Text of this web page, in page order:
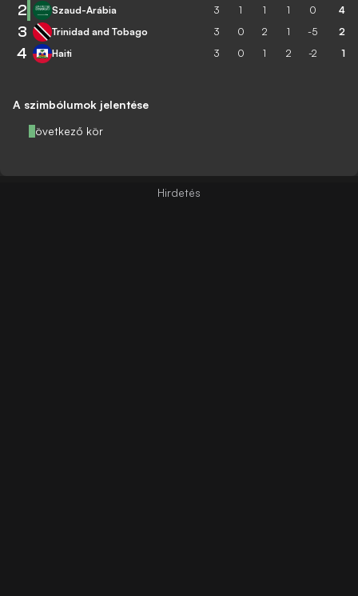
A szimbólumok jelentése
Következő kör
2 Szaud-Arábia 3 1 1 1 0 4
3 Trinidad and Tobago 3 0 2 1 -5 2
4 Haiti 3 0 1 2 -2 1